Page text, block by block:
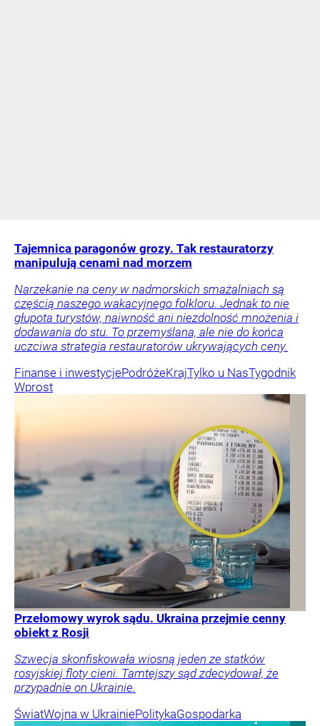
Tajemnica paragonów grozy. Tak restauratorzy
manipulują cenami nad morzem
Narzekanie na ceny w nadmorskich smażalniach są
częścią naszego wakacyjnego folkloru. Jednak to nie
głupota turystów, naiwność ani niezdolność mnożenia i
dodawania do stu. To przemyślana, ale nie do końca
uczciwa strategia restauratorów ukrywających ceny.
Finanse i inwestycjePodróżeKrajTylko u NasTygodnik
Wprost
Przełomowy wyrok sądu. Ukraina przejmie cenny
obiekt z Rosji
Szwecja skonfiskowała wiosną jeden ze statków
rosyjskiej floty cieni. Tamtejszy sąd zdecydował, że
przypadnie on Ukrainie.
ŚwiatWojna w UkrainiePolitykaGospodarka